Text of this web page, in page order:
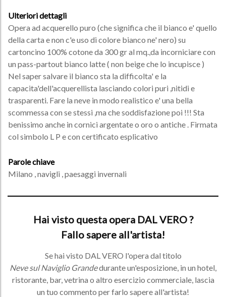
Ulteriori dettagli
Opera ad acquerello puro (che significa che il bianco e' quello
della carta e non c'e uso di colore bianco ne' nero) su
cartoncino 100% cotone da 300 gr al mq.,da incorniciare con
un pass-partout bianco latte ( non beige che lo incupisce )
Nel saper salvare il bianco sta la difficolta' e la
capacita'dell'acquerellista lasciando colori puri ,nitidi e
trasparenti. Fare la neve in modo realistico e' una bella
scommessa con se stessi ,ma che soddisfazione poi !!! Sta
benissimo anche in cornici argentate o oro o antiche . Firmata
col simbolo L P e con certificato esplicativo
Parole chiave
Milano , navigli , paesaggi invernali
Hai visto questa opera DAL VERO ?
Fallo sapere all'artista!
Se hai visto DAL VERO l'opera dal titolo
Neve sul Naviglio Grandedurante un'esposizione, in un hotel,
ristorante, bar, vetrina o altro esercizio commerciale, lascia
un tuo commento per farlo sapere all'artista!